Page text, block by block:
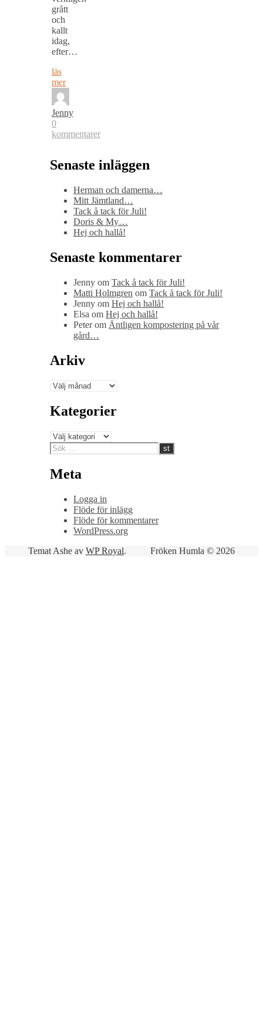
grått
och
kallt
idag,
efter…
läs
mer
Jenny
0
kommentarer
Senaste inläggen
Herman och damerna…
Mitt Jämtland…
Tack å tack för Juli!
Doris & My…
Hej och hallå!
Senaste kommentarer
Jenny om Tack å tack för Juli!
Matti Holmgren om Tack å tack för Juli!
Jenny om Hej och hallå!
Elsa om Hej och hallå!
Peterom Äntligen kompostering på vår
gård…
Arkiv
Arkiv
Kategorier
Kategorier
Meta
Logga in
Flöde för inlägg
Flöde för kommentarer
WordPress.org
Fröken Humla © 2026
Temat Ashe av WP Royal.